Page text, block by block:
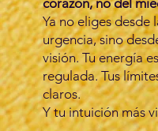
corazón, no del
Ya no eliges desde
urgencia, sino
visión. Tu energía
regulada. Tus
claros.
Y tu intuición más